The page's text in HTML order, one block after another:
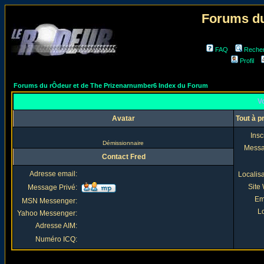
Forums
FAQ
Profil
Forums du rÔdeur et de The Prizenarnumber6 Index du Forum
Avatar Tout à
Démissionnaire
Site
Contact Fred
Adresse email:
Message Privé:
MSN Messenger:
Yahoo Messenger:
Adresse AIM:
Numéro ICQ: